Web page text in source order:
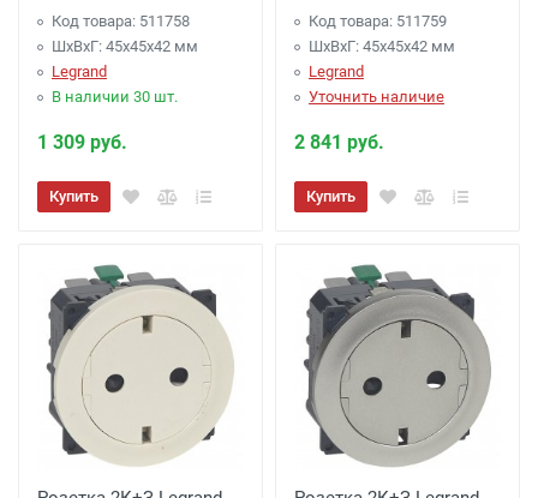
Код товара: 511758
ШхВхГ: 45x45x42 мм
Legrand
В наличии 30 шт.
1 309 руб.
Купить
Код товара: 511759
ШхВхГ: 45x45x42 мм
Legrand
Уточнить наличие
2 841 руб.
Купить